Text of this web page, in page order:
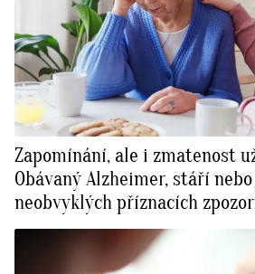
Zapomínání, ale i zmatenost
Obávaný Alzheimer, stáří
neobvyklých příznacích